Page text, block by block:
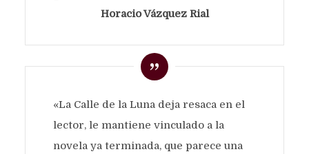
Horacio Vázquez Rial
«La Calle de la Luna deja resaca en el
lector, le mantiene vinculado a la
novela ya terminada, que parece una